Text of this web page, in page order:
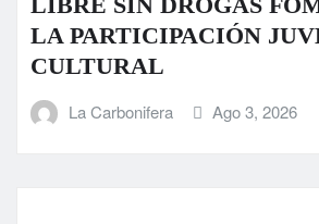
LA PARTICIPACIÓN
CULTURAL
La Carbonifera Ago 3, 2026